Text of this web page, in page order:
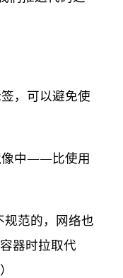
，可以避免使
像中——比使用
规范的，网络也
器时拉取代